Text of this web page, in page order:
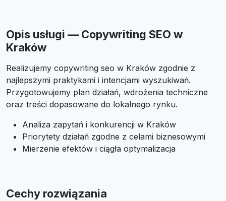
Opis usługi — Copywriting SEO w
Kraków
Realizujemy copywriting seo w Kraków zgodnie z
najlepszymi praktykami i intencjami wyszukiwań.
Przygotowujemy plan działań, wdrożenia techniczne
oraz treści dopasowane do lokalnego rynku.
Analiza zapytań i konkurencji w Kraków
Priorytety działań zgodne z celami biznesowymi
Mierzenie efektów i ciągła optymalizacja
Cechy rozwiązania